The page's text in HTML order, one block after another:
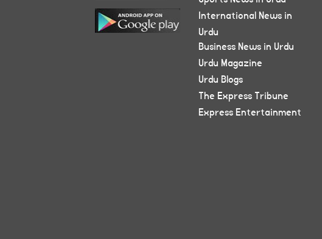
International News in
Urdu
Business News in Urdu
Urdu Magazine
Urdu Blogs
The Express Tribune
Express Entertainment